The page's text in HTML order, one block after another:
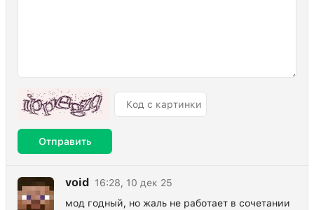
Отправить
void
16:28, 10 дек 25
мод годный, но жаль не работает в сочетании